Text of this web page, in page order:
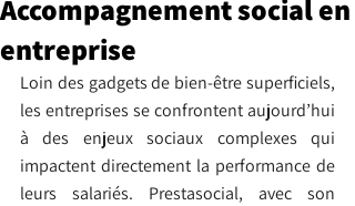
Accompagnement social en
entreprise
Loin des gadgets de bien-être superficiels,
les entreprises se confrontent aujourd’hui
à des enjeux sociaux complexes qui
impactent directement la performance de
leurs salariés. Prestasocial, avec son